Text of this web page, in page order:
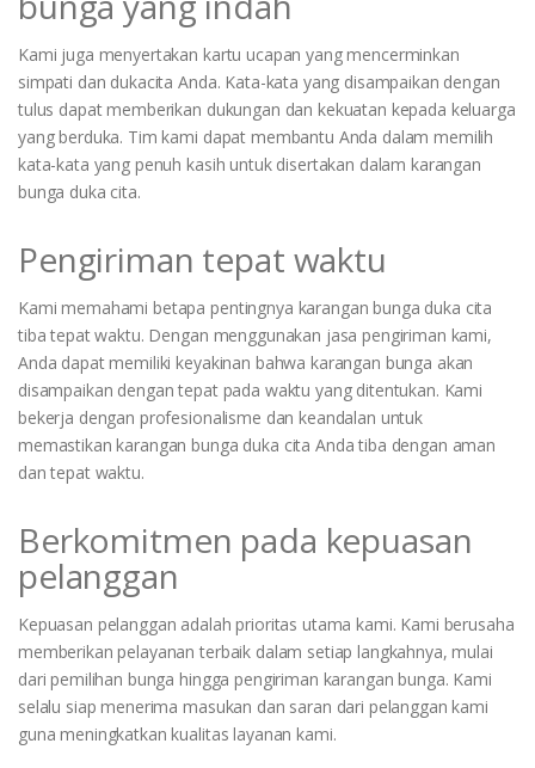
Kami juga menyertakan kartu ucapan yang mencerminkan
simpati dan dukacita Anda. Kata-kata yang disampaikan dengan
tulus dapat memberikan dukungan dan kekuatan kepada keluarga
yang berduka. Tim kami dapat membantu Anda dalam memilih
kata-kata yang penuh kasih untuk disertakan dalam karangan
bunga duka cita.
Pengiriman tepat waktu
Kami memahami betapa pentingnya karangan bunga duka cita
tiba tepat waktu. Dengan menggunakan jasa pengiriman kami,
Anda dapat memiliki keyakinan bahwa karangan bunga akan
disampaikan dengan tepat pada waktu yang ditentukan. Kami
bekerja dengan profesionalisme dan keandalan untuk
memastikan karangan bunga duka cita Anda tiba dengan aman
dan tepat waktu.
Berkomitmen pada kepuasan
pelanggan
Kepuasan pelanggan adalah prioritas utama kami. Kami berusaha
memberikan pelayanan terbaik dalam setiap langkahnya, mulai
dari pemilihan bunga hingga pengiriman karangan bunga. Kami
selalu siap menerima masukan dan saran dari pelanggan kami
guna meningkatkan kualitas layanan kami.